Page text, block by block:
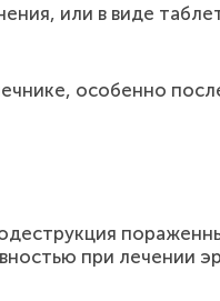
или в виде
особенно
при лечении